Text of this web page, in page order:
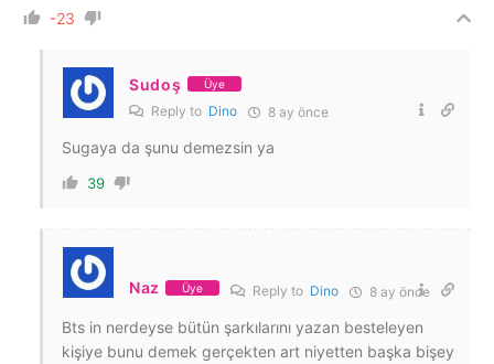
-23
Sudoş Üye
Reply to Dino 8 ay önce
Sugaya da şunu demezsin ya
39
Naz Üye Reply to Dino 8 ay önce
Bts in nerdeyse bütün şarkılarını yazan besteleyen
kişiye bunu demek gerçekten art niyetten başka bişey